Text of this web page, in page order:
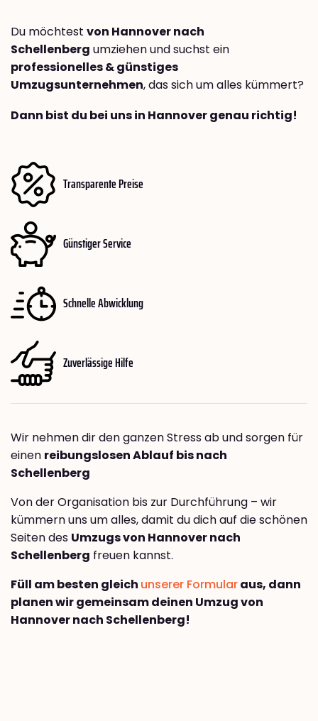
Du möchtest von Hannover nach
Schellenberg umziehen und suchst ein
professionelles & günstiges
Umzugsunternehmen, das sich um alles kümmert?
Dann bist du bei uns in Hannover genau richtig!
Transparente Preise
Günstiger Service
Schnelle Abwicklung
Zuverlässige Hilfe
Wir nehmen dir den ganzen Stress ab und sorgen für
einen reibungslosen Ablauf bis nach
Schellenberg
Von der Organisation bis zur Durchführung – wir
kümmern uns um alles, damit du dich auf die schönen
Seiten des Umzugs von Hannover nach
Schellenberg freuen kannst.
Füll am besten gleich unserer Formularaus, dann
planen wir gemeinsam deinen Umzug von
Hannover nach Schellenberg!